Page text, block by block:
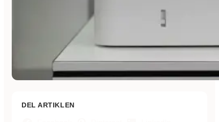
DEL ARTIKLEN